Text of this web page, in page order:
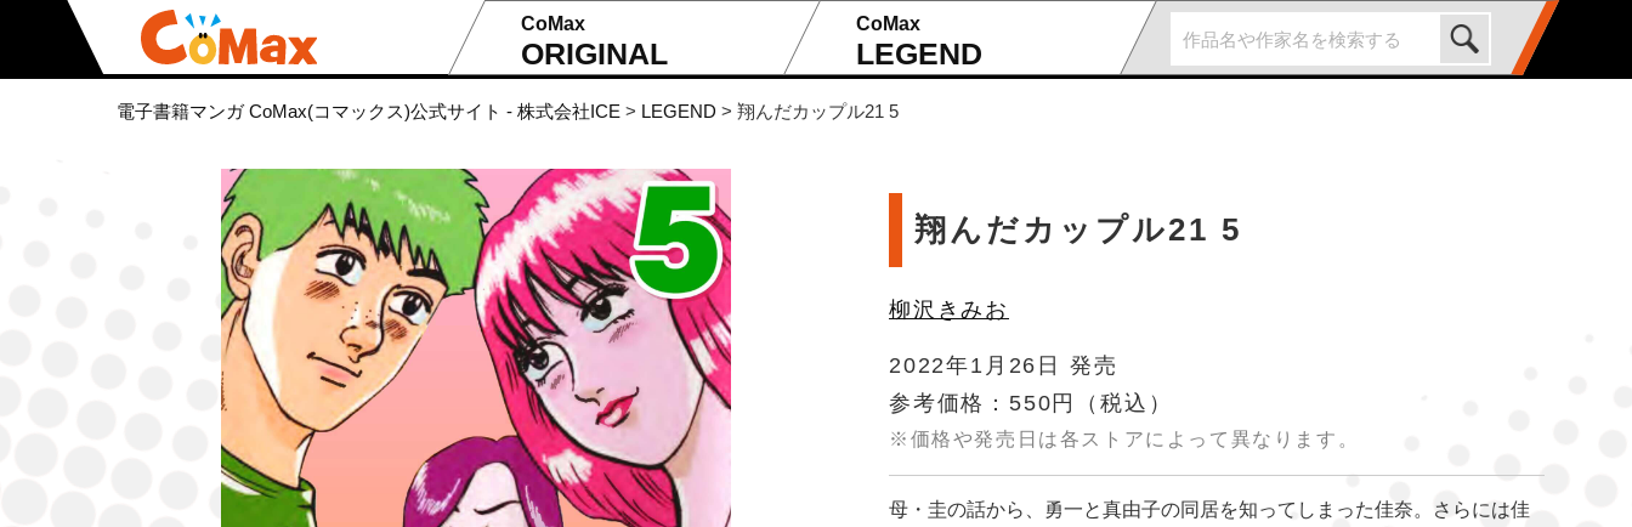
CoMax
ORIGINAL
CoMax
LEGEND
電子書籍マンガ CoMax(コマックス)公式サイト - 株式会社ICE > LEGEND > 翔んだカップル21 5
翔んだカップル21 5
柳沢きみお
2022年1月26日 発売
参考価格：550円
（税込）
※価格や発売日は各ストアによって異なります。
母・圭の話から、勇一と真由子の同居を知ってしまった佳奈。さらには佳